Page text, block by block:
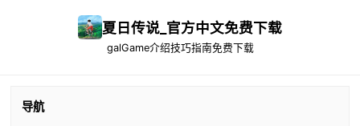
夏日传说_官方中文免费下载
galGame介绍技巧指南免费下载
导航